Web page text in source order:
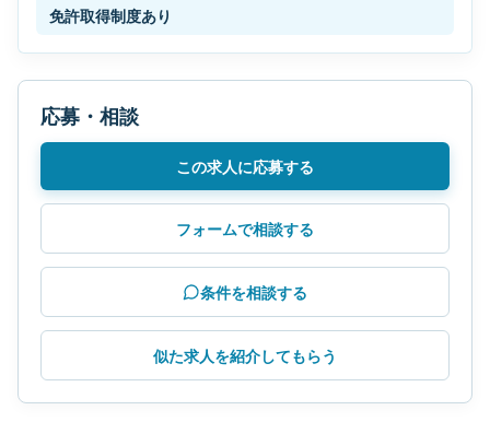
免許取得制度あり
応募・相談
この求人に応募する
フォームで相談する
条件を相談する
似た求人を紹介してもらう